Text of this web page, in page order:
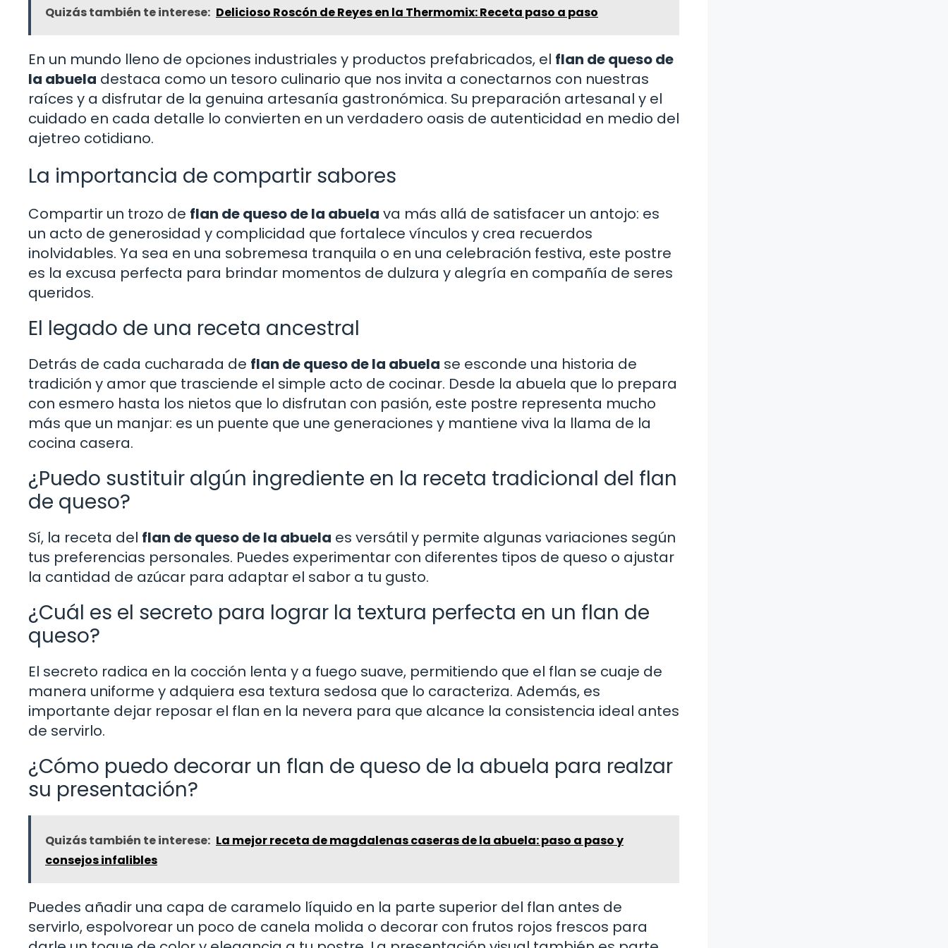
Quizás también te interese: Delicioso Roscón de Reyes en la Thermomix: Receta paso a paso
En un mundo lleno de opciones industriales y productos prefabricados, el flan de queso de
la abuela destaca como un tesoro culinario que nos invita a conectarnos con nuestras
raíces y a disfrutar de la genuina artesanía gastronómica. Su preparación artesanal y el
cuidado en cada detalle lo convierten en un verdadero oasis de autenticidad en medio del
ajetreo cotidiano.
La importancia de compartir sabores
Compartir un trozo de flan de queso de la abuela va más allá de satisfacer un antojo: es
un acto de generosidad y complicidad que fortalece vínculos y crea recuerdos
inolvidables. Ya sea en una sobremesa tranquila o en una celebración festiva, este postre
es la excusa perfecta para brindar momentos de dulzura y alegría en compañía de seres
queridos.
El legado de una receta ancestral
Detrás de cada cucharada de flan de queso de la abuela se esconde una historia de
tradición y amor que trasciende el simple acto de cocinar. Desde la abuela que lo prepara
con esmero hasta los nietos que lo disfrutan con pasión, este postre representa mucho
más que un manjar: es un puente que une generaciones y mantiene viva la llama de la
cocina casera.
¿Puedo sustituir algún ingrediente en la receta tradicional del flan
de queso?
Sí, la receta del flan de queso de la abuela es versátil y permite algunas variaciones según
tus preferencias personales. Puedes experimentar con diferentes tipos de queso o ajustar
la cantidad de azúcar para adaptar el sabor a tu gusto.
¿Cuál es el secreto para lograr la textura perfecta en un flan de
queso?
El secreto radica en la cocción lenta y a fuego suave, permitiendo que el flan se cuaje de
manera uniforme y adquiera esa textura sedosa que lo caracteriza. Además, es
importante dejar reposar el flan en la nevera para que alcance la consistencia ideal antes
de servirlo.
¿Cómo puedo decorar un flan de queso de la abuela para realzar
su presentación?
Quizás también te interese: La mejor receta de magdalenas caseras de la abuela: paso a paso y
consejos infalibles
Puedes añadir una capa de caramelo líquido en la parte superior del flan antes de
servirlo, espolvorear un poco de canela molida o decorar con frutos rojos frescos para